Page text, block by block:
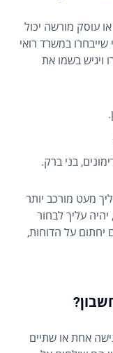
עוסק מורשה יכול
במשרד רואי
ויגיש בשמו את
מעט מורכב יותר
עליך לבחור
יחתום על הדוחות,
אחת או שתיים